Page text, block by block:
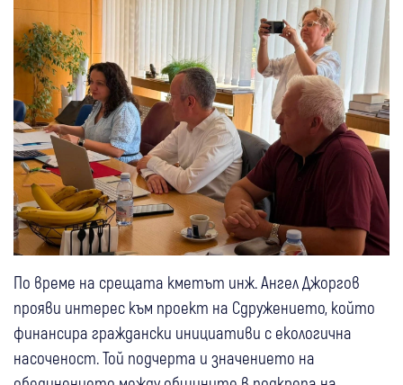
По време на срещата кметът инж. Ангел Джоргов
прояви интерес към проект на Сдружението, който
финансира граждански инициативи с екологична
насоченост. Той подчерта и значението на